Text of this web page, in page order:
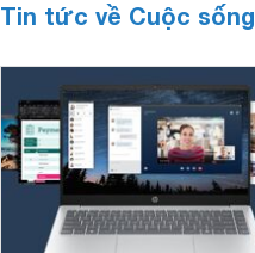
Tin tức về Cuộc sống